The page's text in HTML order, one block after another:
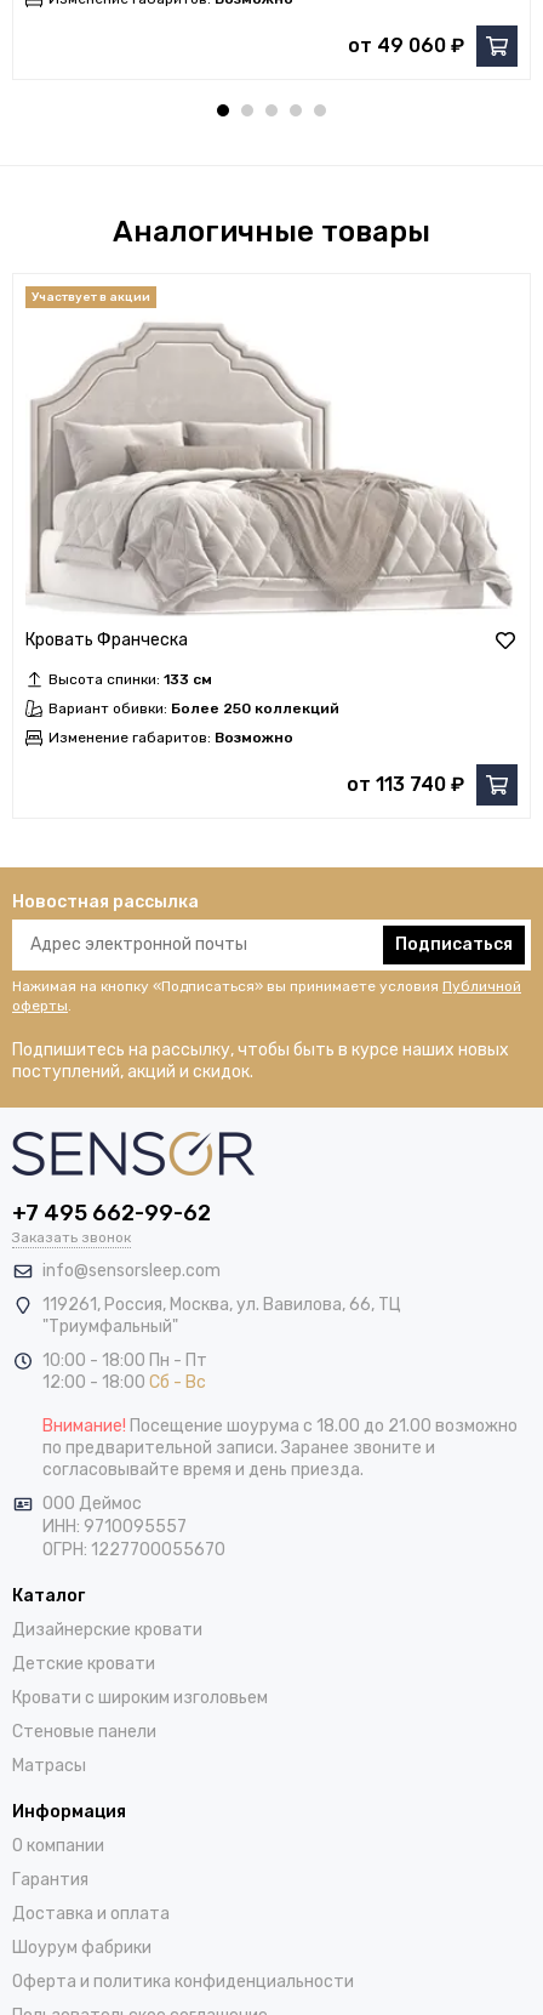
от 49 060 ₽
Аналогичные товары
Кровать Франческа
Высота спинки: 133 см
Вариант обивки: Более 250 коллекций
Изменение габаритов: Возможно
от 113 740 ₽
Новостная рассылка
Подписаться
Нажимая на кнопку «Подписаться» вы принимаете условия Публичной
оферты.
Подпишитесь на рассылку, чтобы быть в курсе наших новых
поступлений, акций и скидок.
+7 495 662-99-62
Заказать звонок
info@sensorsleep.com
119261, Россия, Москва,ул. Вавилова, 66, ТЦ
"Триумфальный"
10:00 - 18:00 Пн - Пт
12:00 - 18:00 Сб - Вс
Внимание! Посещение шоурума с 18.00 до 21.00 возможно
по предварительной записи. Заранее звоните и
согласовывайте время и день приезда.
ООО Деймос
ИНН: 9710095557
ОГРН: 1227700055670
Каталог
Дизайнерские кровати
Детские кровати
Кровати с широким изголовьем
Стеновые панели
Матрасы
Информация
О компании
Гарантия
Доставка и оплата
Шоурум фабрики
Оферта и политика конфиденциальности